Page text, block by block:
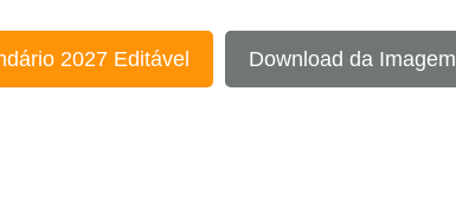
2027 Editável Download da Imagem